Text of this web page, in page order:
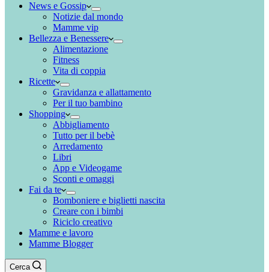
News e Gossip
Notizie dal mondo
Mamme vip
Bellezza e Benessere
Alimentazione
Fitness
Vita di coppia
Ricette
Gravidanza e allattamento
Per il tuo bambino
Shopping
Abbigliamento
Tutto per il bebè
Arredamento
Libri
App e Videogame
Sconti e omaggi
Fai da te
Bomboniere e biglietti nascita
Creare con i bimbi
Riciclo creativo
Mamme e lavoro
Mamme Blogger
Cerca